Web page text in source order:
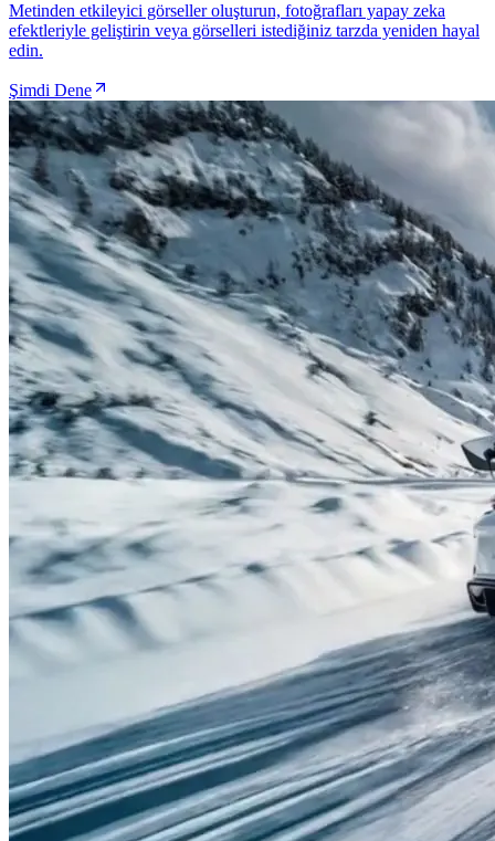
Metinden etkileyici görseller oluşturun, fotoğrafları yapay zeka
efektleriyle geliştirin veya görselleri istediğiniz tarzda yeniden hayal
edin.
Şimdi Dene